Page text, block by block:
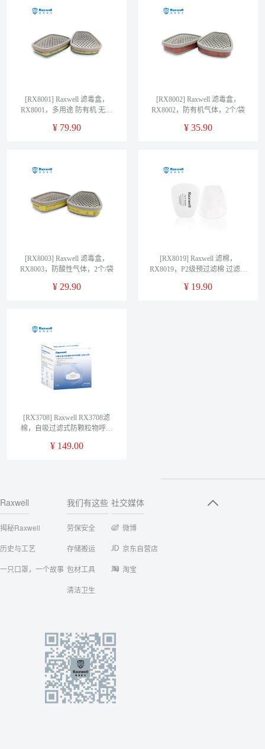
[RX8001] Raxwell 滤毒盒，
RX8001，多用途 防有机 无机
¥ 79.90
[RX8002] Raxwell 滤毒盒，
RX8002，防有机气体，2个/袋
¥35.90
[RX8003] Raxwell 滤毒盒，
RX8003，防酸性气体，2个/袋
¥ 29.90
[RX8019] Raxwell 滤棉，
RX8019，P2级预过滤棉 过滤效
¥ 19.90
[RX3708] Raxwell RX3708滤
棉，自吸过滤式防颗粒物呼吸
¥ 149.00
Raxwell
揭秘Raxwell
历史与工艺
一只口罩，一个故事
我们有这些
劳保安全
存储搬运
包材工具
清洁卫生
社交媒体
微博
京东自营店
淘宝